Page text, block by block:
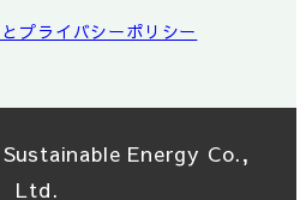
プライバシーポリシー
Energy Co.,
Ltd.